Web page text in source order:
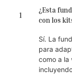
1
¿Esta
con los
Sí. La
para
como a la